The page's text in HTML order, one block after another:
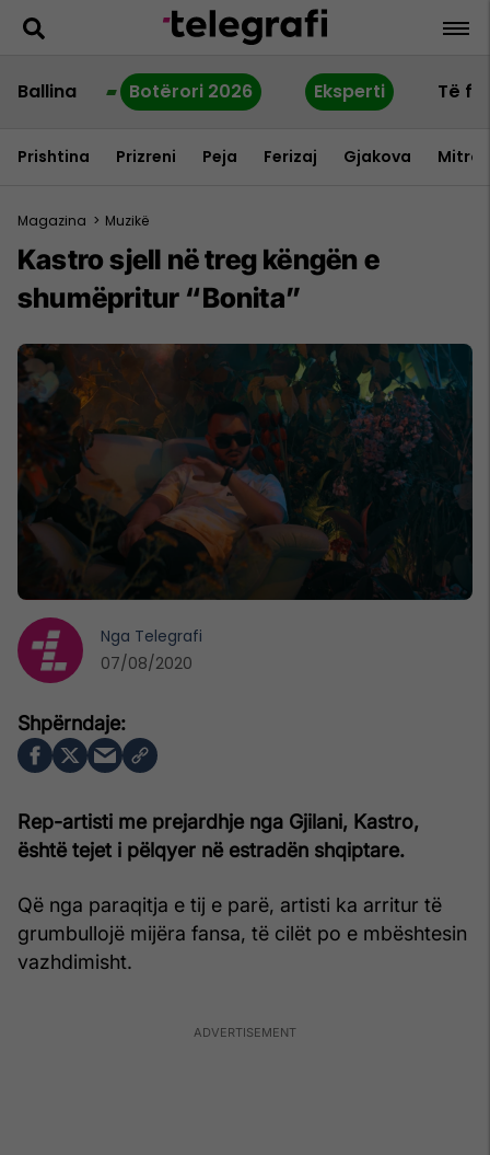
Ballina Botërori 2026 Eksperti Të
Prishtina Prizreni Peja Ferizaj Gjakova
Magazina > Muzikë
Kastro sjell në treg këngën e
shumëpritur “Bonita”
Rep-artisti me prejardhje nga Gjilani, Kastro,
është tejet i pëlqyer në estradën shqiptare.
Që nga paraqitja e tij e parë, artisti ka arritur të
grumbullojë mijëra fansa, të cilët po e mbështesin
vazhdimisht.
Nga Telegrafi
07/08/2020